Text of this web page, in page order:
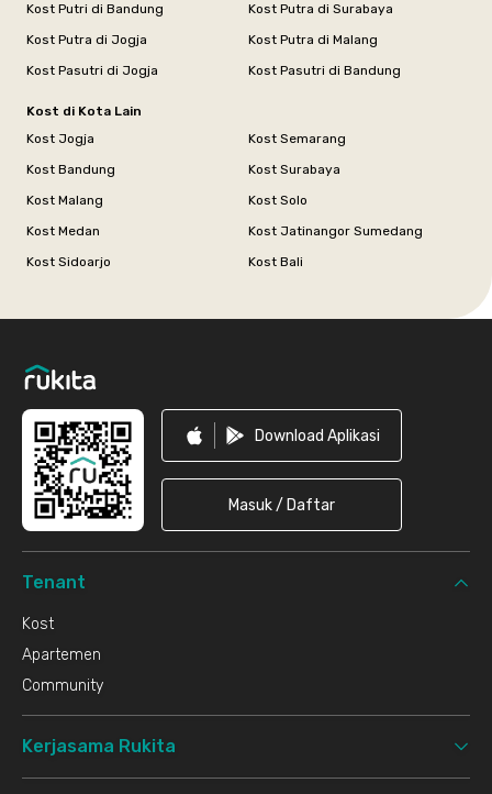
Kost Putri di Bandung
Kost Putra di Surabaya
Kost Putra di Jogja
Kost Putra di Malang
Kost Pasutri di Jogja
Kost Pasutri di Bandung
Kost di Kota Lain
Kost Jogja
Kost Semarang
Kost Bandung
Kost Surabaya
Kost Malang
Kost Solo
Kost Medan
Kost Jatinangor Sumedang
Kost Sidoarjo
Kost Bali
Download Aplikasi
Masuk / Daftar
Tenant
Kost
Apartemen
Community
Kerjasama Rukita